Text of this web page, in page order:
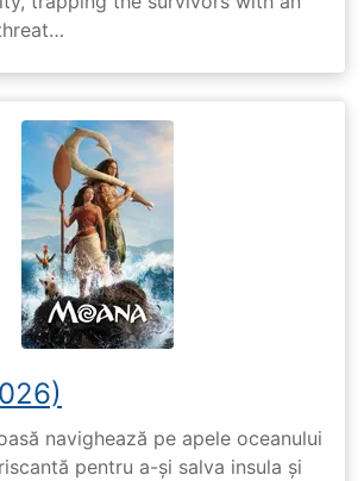
navighează pe apele oceanului
pentru a-și salva insula și